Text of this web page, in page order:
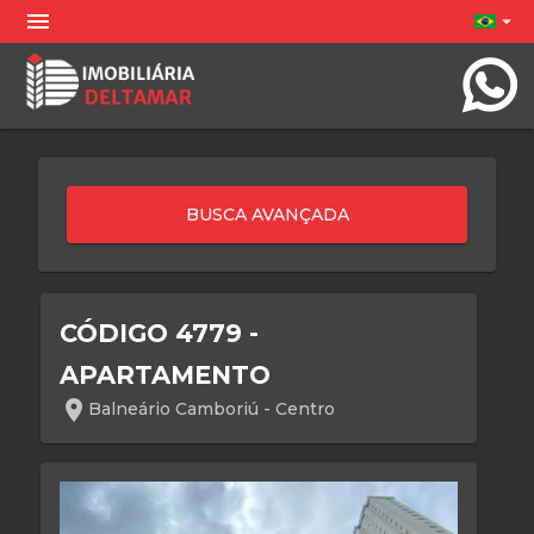
menu arrow_drop_down
CÓDIGO 4779 -
APARTAMENTO
location_on Balneário Camboriú - Centro